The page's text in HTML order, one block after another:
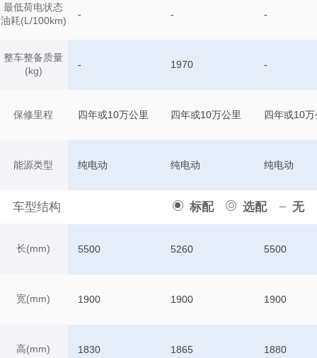
最低荷电状态
油耗(L/100km)
整车整备质量
(kg)
保修里程
能源类型
车型结构 标配 选配 无
长(mm)
宽(mm)
高(mm)
- - -
- 1970 -
四年或10万公里 四年或10万公里 四年或10万
纯电动 纯电动 纯电动
5500 5260 5500
1900 1900 1900
1830 1865 1880